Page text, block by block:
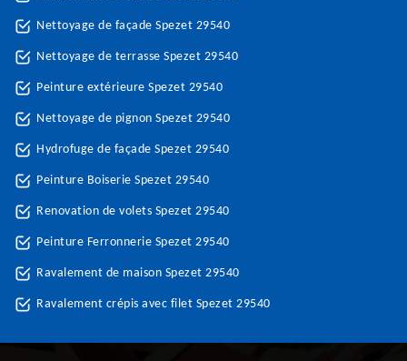
Nettoyage de façade Spezet 29540
Nettoyage de terrasse Spezet 29540
Peinture extérieure Spezet 29540
Nettoyage de pignon Spezet 29540
Hydrofuge de façade Spezet 29540
Peinture Boiserie Spezet 29540
Renovation de volets Spezet 29540
Peinture Ferronnerie Spezet 29540
Ravalement de maison Spezet 29540
Ravalement crépis avec filet Spezet 29540